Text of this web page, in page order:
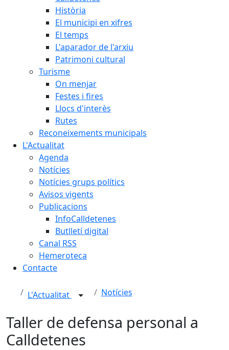
Història
El municipi en xifres
El temps
L'aparador de l'arxiu
Patrimoni cultural
Turisme
On menjar
Festes i fires
Llocs d'interès
Rutes
Reconeixements municipals
L'Actualitat
Agenda
Notícies
Notícies grups polítics
Avisos vigents
Publicacions
InfoCalldetenes
Butlletí digital
Canal RSS
Hemeroteca
Contacte
L'Actualitat Notícies
Taller de defensa personal a
Calldetenes